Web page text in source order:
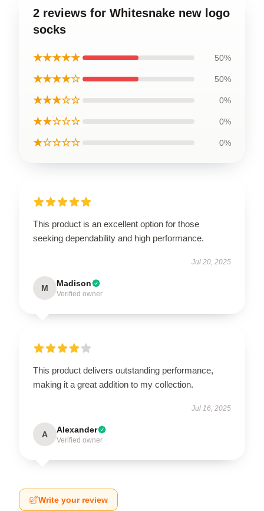
2 reviews for Whitesnake new logo
socks
★★★★★ 50%
★★★★☆ 50%
★★★☆☆ 0%
★★☆☆☆ 0%
★☆☆☆☆ 0%
This product is an excellent option for those
seeking dependability and high performance.
Jul 20, 2025
M Madison
Verified owner
This product delivers outstanding performance,
making it a great addition to my collection.
Jul 16, 2025
A Alexander
Verified owner
Write your review